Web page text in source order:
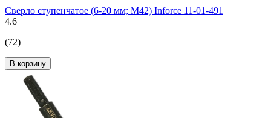
Сверло ступенчатое (6-20 мм; M42) Inforce 11-01-491
4.6
(72)
В корзину